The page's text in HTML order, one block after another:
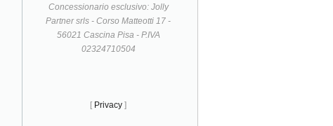
Concessionario esclusivo: Jolly
Partner srls - Corso Matteotti 17 -
56021 Cascina Pisa - P.IVA
02324710504
[ Privacy ]